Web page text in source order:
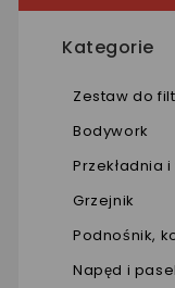
Kategorie
Zestaw do
Bodywork
Przekładnia
Grzejnik
Podnośnik,
Napęd i